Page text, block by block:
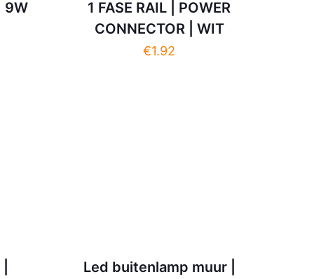
9W
1 FASE RAIL | POWER
CONNECTOR | WIT
€1.92
Led buitenlamp muur |